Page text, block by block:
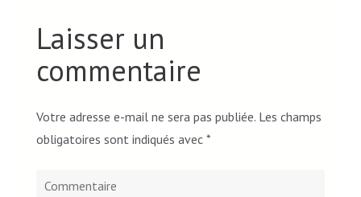
Laisser un
commentaire
Votre adresse e-mail ne sera pas publiée. Les champs
obligatoires sont indiqués avec *
Commentaire